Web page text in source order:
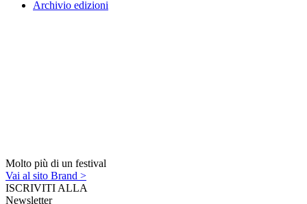
Archivio edizioni
Molto più di un festival
Vai al sito Brand >
ISCRIVITI ALLA
Newsletter